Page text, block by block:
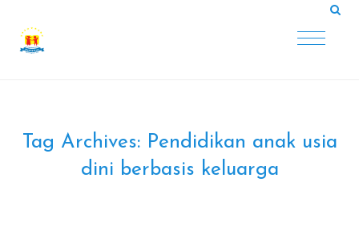
Tag Archives: Pendidikan anak usia
dini berbasis keluarga